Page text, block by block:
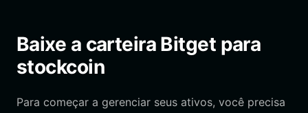
Baixe a carteira Bitget para
stockcoin
Para começar a gerenciar seus ativos, você precisa